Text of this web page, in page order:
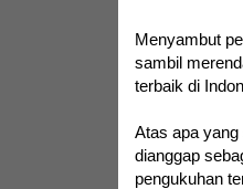
Menyambut
sambil
terbaik di
Atas apa
dianggap
pengukuhan